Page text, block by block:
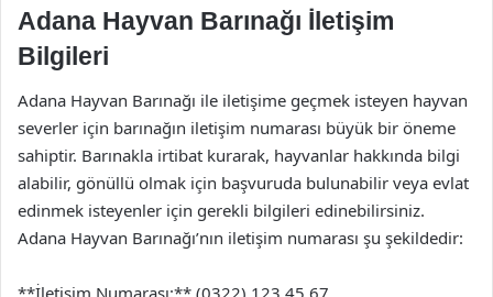
Adana Hayvan Barınağı İletişim
Bilgileri
Adana Hayvan Barınağı ile iletişime geçmek isteyen hayvan
severler için barınağın iletişim numarası büyük bir öneme
sahiptir. Barınakla irtibat kurarak, hayvanlar hakkında bilgi
alabilir, gönüllü olmak için başvuruda bulunabilir veya evlat
edinmek isteyenler için gerekli bilgileri edinebilirsiniz.
Adana Hayvan Barınağı’nın iletişim numarası şu şekildedir:
**İletişim Numarası:** (0322) 123 45 67